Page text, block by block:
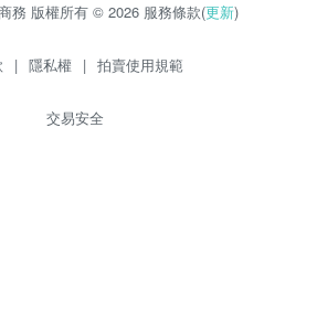
務 版權所有 © 2026 服務條款(更新)
| 隱私權 | 拍賣使用規範
交易安全